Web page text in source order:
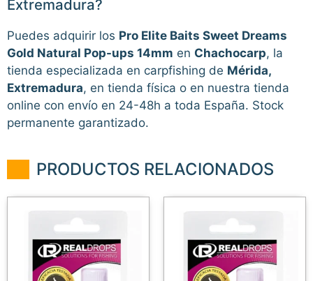
Extremadura?
Puedes adquirir los Pro Elite Baits Sweet Dreams
Gold Natural Pop-ups 14mm en Chachocarp, la
tienda especializada en carpfishing de Mérida,
Extremadura, en tienda física o en nuestra tienda
online con envío en 24-48h a toda España. Stock
permanente garantizado.
PRODUCTOS RELACIONADOS